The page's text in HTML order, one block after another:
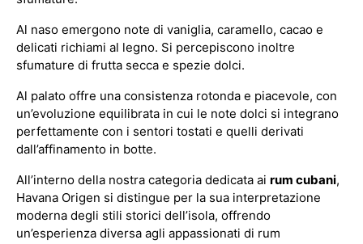
Al naso emergono note di vaniglia, caramello, cacao e
delicati richiami al legno. Si percepiscono inoltre
sfumature di frutta secca e spezie dolci.
Al palato offre una consistenza rotonda e piacevole, con
un’evoluzione equilibrata in cui le note dolci si integrano
perfettamente con i sentori tostati e quelli derivati
dall’affinamento in botte.
All’interno della nostra categoria dedicata ai rum cubani,
Havana Origen si distingue per la sua interpretazione
moderna degli stili storici dell’isola, offrendo
un’esperienza diversa agli appassionati di rum